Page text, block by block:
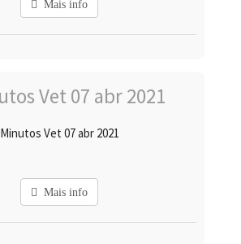
Mais info
Minutos Vet 07 abr 2021
Mais info